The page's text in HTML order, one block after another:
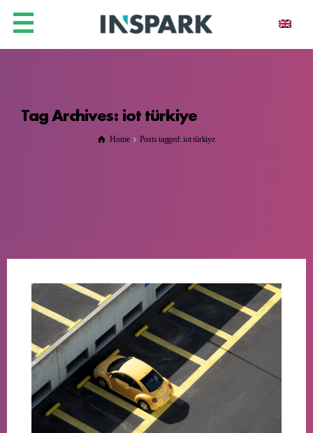
Tag Archives: iot türkiye
Home Posts tagged: iot türkiye